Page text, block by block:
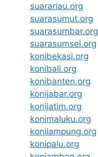
suarariau.org
suarasumut.org
suarasumbar.org
suarasumsel.org
konibekasi.org
konibali.org
konibanten.org
konijabar.org
konijatim.org
konimaluku.org
konilampung.org
konipalu.org